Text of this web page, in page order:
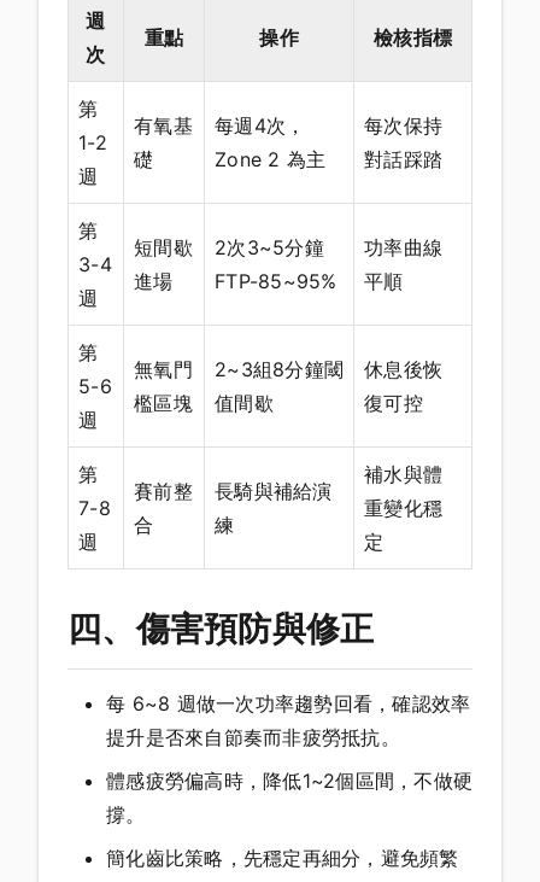
週
次
重點 操作 檢核指標
第
1-2
週
有氧基
礎
每週4次，
Zone 2 為主
每次保持
對話踩踏
第
3-4
週
短間歇
進場
2次3~5分鐘
FTP-85~95%
功率曲線
平順
第
5-6
週
無氧門
檻區塊
2~3組8分鐘閾
值間歇
休息後恢
復可控
第
7-8
週
賽前整
合
長騎與補給演
練
補水與體
重變化穩
定
四、傷害預防與修正
每 6~8 週做一次功率趨勢回看，確認效率
提升是否來自節奏而非疲勞抵抗。
體感疲勞偏高時，降低1~2個區間，不做硬
撐。
簡化齒比策略，先穩定再細分，避免頻繁